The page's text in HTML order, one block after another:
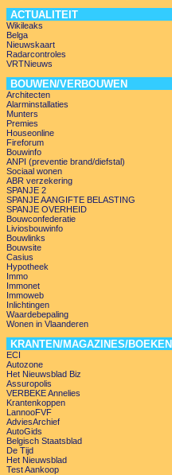
ACTUALITEIT
Wikileaks
Belga
Nieuwskaart
Radarcontroles
VRTNieuws
BOUWEN/VERBOUWEN
Architecten
Alarminstallaties
Munters
Premies
Houseonline
Fireforum
Bouwinfo
ANPI (preventie brand/diefstal)
Sociaal wonen
ABR verzekering
SPANJE 2
SPANJE AANGIFTE BELASTING
SPANJE OVERHEID
Bouwconfederatie
Liviosbouwinfo
Bouwlinks
Bouwsite
Casius
Hypotheek
Immo
Immonet
Immoweb
Inlichtingen
Waardebepaling
Wonen in Vlaanderen
KRANTEN/MAGAZINES/BOEKEN
ECI
Autozone
Het Nieuwsblad Biz
Assuropolis
VERBEKE Annelies
Krantenkoppen
LannooFVF
AdviesArchief
AutoGids
Belgisch Staatsblad
De Tijd
Het Nieuwsblad
Test Aankoop